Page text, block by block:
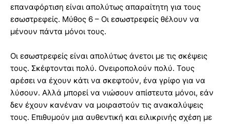
επαναφόρτιση είναι απολύτως απαραίτητη για τους
εσωστρεφείς. Μύθος 6 – Οι εσωστρεφείς θέλουν να
μένουν πάντα μόνοι τους.
Οι εσωστρεφείς είναι απολύτως άνετοι με τις σκέψεις
τους. Σκέφτονται πολύ. Ονειροπολούν πολύ. Τους
αρέσει να έχουν κάτι να σκεφτούν, ένα γρίφο για να
λύσουν. Αλλά μπορεί να νιώσουν απίστευτα μόνοι, εάν
δεν έχουν κανέναν να μοιραστούν τις ανακαλύψεις
τους. Επιθυμούν μια αυθεντική και ειλικρινής σχέση με